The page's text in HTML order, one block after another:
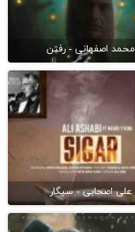
محمد اصفهانی - رفتن
علی اصحابی - سیگار